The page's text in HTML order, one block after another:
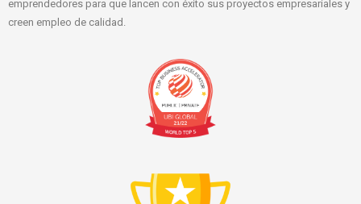
emprendedores para que lancen con éxito sus proyectos empresariales y
creen empleo de calidad.